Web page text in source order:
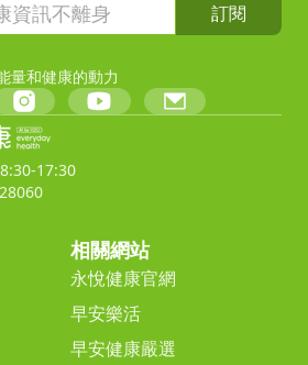
訂閱
量和健康的動力
17:30
相關網站
永悅健康官網
早安樂活
早安健康嚴選